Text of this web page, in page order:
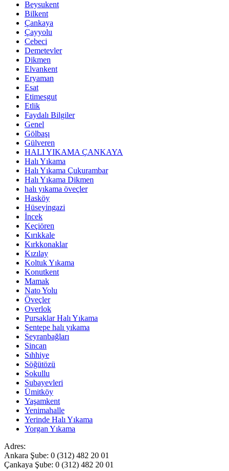
Beysukent
Bilkent
Çankaya
Çayyolu
Cebeci
Demetevler
Dikmen
Elvankent
Eryaman
Esat
Etimesgut
Etlik
Faydalı Bilgiler
Genel
Gölbaşı
Gülveren
HALI YIKAMA ÇANKAYA
Halı Yıkama
Halı Yıkama Çukurambar
Halı Yıkama Dikmen
halı yıkama öveçler
Hasköy
Hüseyingazi
İncek
Keçiören
Kırıkkale
Kırkkonaklar
Kızılay
Koltuk Yıkama
Konutkent
Mamak
Nato Yolu
Öveçler
Overlok
Pursaklar Halı Yıkama
Şentepe halı yıkama
Seyranbağları
Sincan
Sıhhiye
Söğütözü
Sokullu
Subayevleri
Ümitköy
Yaşamkent
Yenimahalle
Yerinde Halı Yıkama
Yorgan Yıkama
Adres:
Ankara Şube: 0 (312) 482 20 01
Çankaya Şube: 0 (312) 482 20 01